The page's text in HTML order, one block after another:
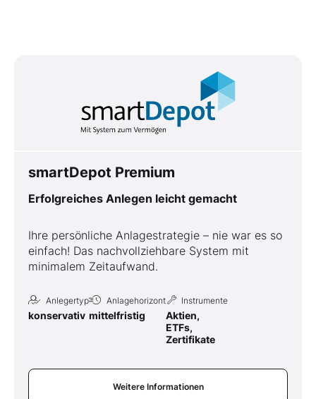
smartDepot Premium
Erfolgreiches Anlegen leicht gemacht
Ihre persönliche Anlagestrategie – nie war es so
einfach! Das nachvollziehbare System mit
minimalem Zeitaufwand.
Anlegertyp
konservativ
Anlagehorizont
mittelfristig
Instrumente
Aktien,
ETFs,
Zertifikate
Weitere Informationen